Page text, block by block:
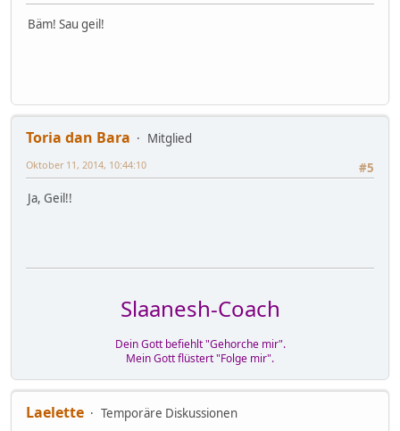
Bäm! Sau geil!
Toria dan Bara
Mitglied
#5
Oktober 11, 2014, 10:44:10
Ja, Geil!!
Slaanesh-Coach
Dein Gott befiehlt "Gehorche mir".
Mein Gott flüstert "Folge mir".
Laelette
Temporäre Diskussionen